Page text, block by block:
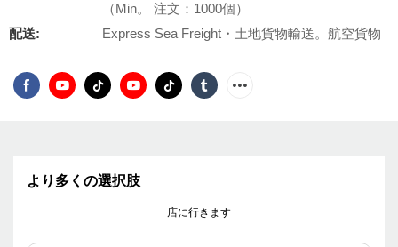
（Min。 注文：1000個）
配送:
Express Sea Freight・土地貨物輸送。航空貨物
より多くの選択肢
店に行きます